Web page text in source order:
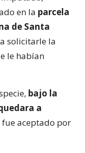
en la parcela
de Santa
solicitarle la
le habían
bajo la
a
fue aceptado por